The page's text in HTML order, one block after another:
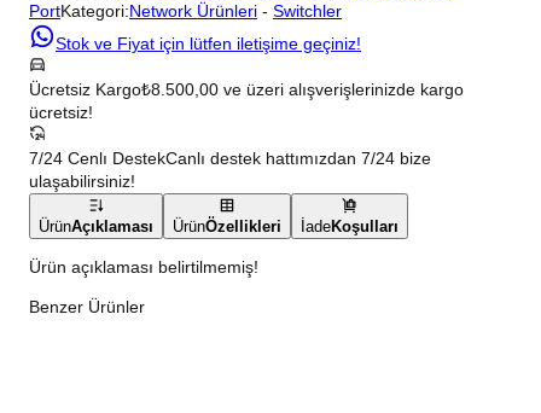
PortKategori:Network Ürünleri - Switchler
Stok ve Fiyat için lütfen iletişime geçiniz!
Ücretsiz Kargo₺8.500,00 ve üzeri alışverişlerinizde kargo
ücretsiz!
7/24 Cenlı DestekCanlı destek hattımızdan 7/24 bize
ulaşabilirsiniz!
ÜrünAçıklaması ÜrünÖzellikleri İadeKoşulları
Ürün açıklaması belirtilmemiş!
Benzer Ürünler